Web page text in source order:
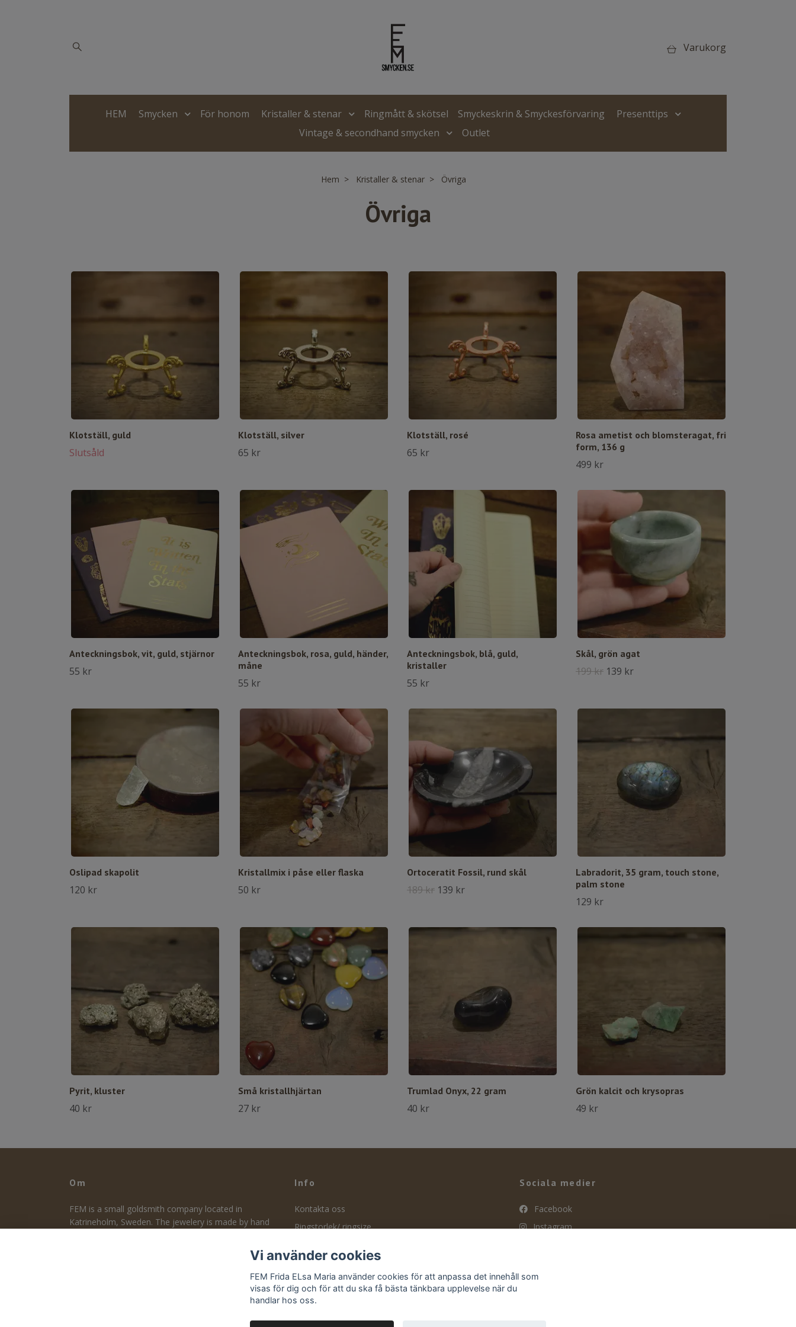
Varukorg
HEM Smycken För honom Kristaller & stenar Ringmått & skötsel Smyckeskrin & Smyckesförvaring
Presenttips
Vintage & secondhand smycken
Outlet
Hem Kristaller & stenar Övriga
Övriga
Klotställ, guld
Slutsåld
Klotställ, silver
65 kr
Klotställ, rosé
65 kr
Rosa ametist och blomsteragat, fri
form, 136 g
499 kr
Anteckningsbok, vit, guld, stjärnor
55 kr
Anteckningsbok, rosa, guld, händer,
måne
55 kr
Anteckningsbok, blå, guld,
kristaller
55 kr
Skål, grön agat
199 kr 139 kr
Oslipad skapolit
120 kr
Kristallmix i påse eller flaska
50 kr
Ortoceratit Fossil, rund skål
189 kr 139 kr
Labradorit, 35 gram, touch stone,
palm stone
129 kr
Pyrit, kluster
40 kr
Små kristallhjärtan
27 kr
Trumlad Onyx, 22 gram
40 kr
Grön kalcit och krysopras
49 kr
Om
FEM is a small goldsmith company located in
Katrineholm, Sweden. The jewelery is made by hand
and quality. Follow me on Instagram to take part of
the making process - guldsmed_frida_elsa_maria
Info
Kontakta oss
Ringstorlek/ ringsize
Köpvillkor
Retur
Sociala medier
Facebook
Instagram
Vi använder cookies
FEM Frida ELsa Maria använder cookies för att anpassa det innehåll som
visas för dig och för att du ska få bästa tänkbara upplevelse när du
handlar hos oss.